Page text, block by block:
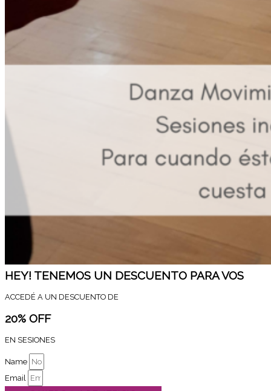
HEY! TENEMOS UN DESCUENTO PARA VOS
ACCEDÉ A UN DESCUENTO DE
20% OFF
EN SESIONES
Name
Email